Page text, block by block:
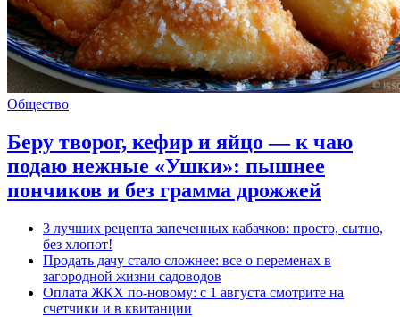
Общество
Беру творог, кефир и яйцо — к чаю
подаю нежные «Ушки»: пышнее
пончиков и без грамма дрожжей
3 лучших рецепта запеченных кабачков: просто, сытно,
без хлопот!
Продать дачу стало сложнее: все о переменах в
загородной жизни садоводов
Оплата ЖКХ по-новому: с 1 августа смотрите на
счетчики и в квитанции